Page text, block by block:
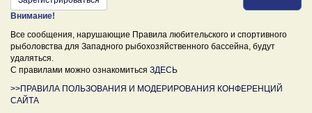
Внимание!
Все сообщения, нарушающие Правила любительского и спортивного
рыболовства для Западного рыбохозяйственного бассейна, будут
удаляться.
С правилами можно ознакомиться ЗДЕСЬ
>>ПРАВИЛА ПОЛЬЗОВАНИЯ И МОДЕРИРОВАНИЯ КОНФЕРЕНЦИЙ
САЙТА